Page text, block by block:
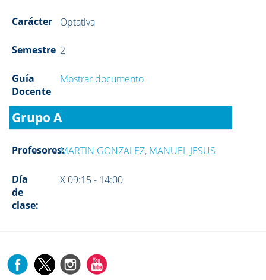
Carácter Optativa
Semestre 2
Guía
Docente
Mostrar documento
Grupo A
Profesores:MARTIN GONZALEZ, MANUEL JESUS
Día
de
clase:
X 09:15 - 14:00